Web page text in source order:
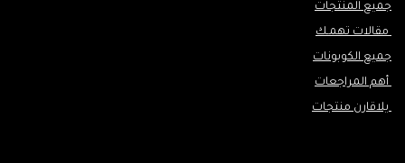
جميع المنتجات
مقالات تهمـك
جميع الكوبونات
أهم المراجعات
يلاقارن منتجات